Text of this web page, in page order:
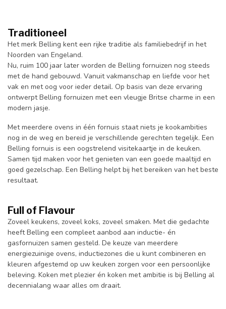
Traditioneel
Het merk Belling kent een rijke traditie als familiebedrijf in het
Noorden van Engeland.
Nu, ruim 100 jaar later worden de Belling fornuizen nog steeds
met de hand gebouwd. Vanuit vakmanschap en liefde voor het
vak en met oog voor ieder detail. Op basis van deze ervaring
ontwerpt Belling fornuizen met een vleugje Britse charme in een
modern jasje.
Met meerdere ovens in één fornuis staat niets je kookambities
nog in de weg en bereid je verschillende gerechten tegelijk. Een
Belling fornuis is een oogstrelend visitekaartje in de keuken.
Samen tijd maken voor het genieten van een goede maaltijd en
goed gezelschap. Een Belling helpt bij het bereiken van het beste
resultaat.
Full of Flavour
Zoveel keukens, zoveel koks, zoveel smaken. Met die gedachte
heeft Belling een compleet aanbod aan inductie- én
gasfornuizen samen gesteld. De keuze van meerdere
energiezuinige ovens, inductiezones die u kunt combineren en
kleuren afgestemd op uw keuken zorgen voor een persoonlijke
beleving. Koken met plezier én koken met ambitie is bij Belling al
decennialang waar alles om draait.